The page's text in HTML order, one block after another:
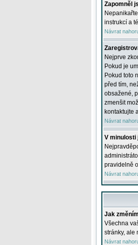
Zapomněl
instrukcí a
Návrat
Nejprve
Pokud je
Pokud toto
před tím,
obsažené,
zmenšit
kontaktujte
Návrat
V minulosti
pravidelně
Návrat
Jak
Všechna
stránky, ale
Návrat